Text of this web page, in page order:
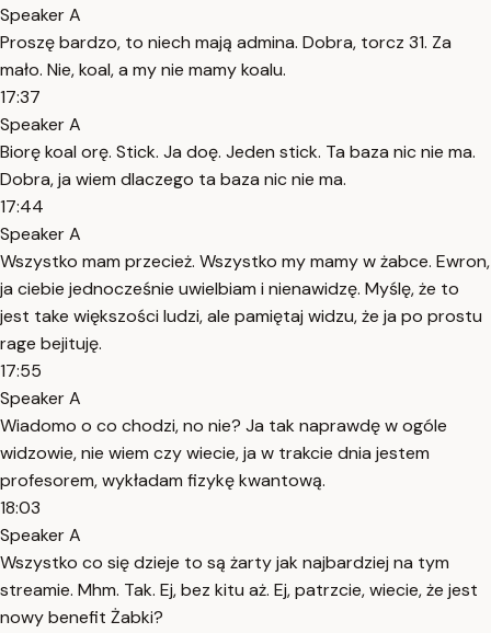
Speaker A
Proszę bardzo, to niech mają admina. Dobra, torcz 31. Za
mało. Nie, koal, a my nie mamy koalu.
17:37
Speaker A
Biorę koal orę. Stick. Ja doę. Jeden stick. Ta baza nic nie ma.
Dobra, ja wiem dlaczego ta baza nic nie ma.
17:44
Speaker A
Wszystko mam przecież. Wszystko my mamy w żabce. Ewron,
ja ciebie jednocześnie uwielbiam i nienawidzę. Myślę, że to
jest take większości ludzi, ale pamiętaj widzu, że ja po prostu
rage bejituję.
17:55
Speaker A
Wiadomo o co chodzi, no nie? Ja tak naprawdę w ogóle
widzowie, nie wiem czy wiecie, ja w trakcie dnia jestem
profesorem, wykładam fizykę kwantową.
18:03
Speaker A
Wszystko co się dzieje to są żarty jak najbardziej na tym
streamie. Mhm. Tak. Ej, bez kitu aż. Ej, patrzcie, wiecie, że jest
nowy benefit Żabki?